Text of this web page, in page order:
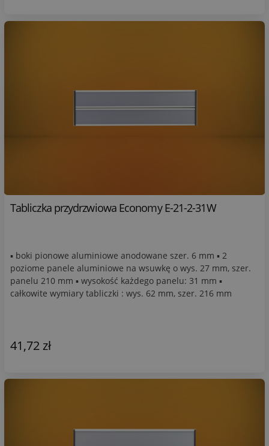
Tabliczka przydrzwiowa Economy E-21-2-31W
▪ boki pionowe aluminiowe anodowane szer. 6 mm ▪ 2
poziome panele aluminiowe na wsuwkę o wys. 27 mm, szer.
panelu 210 mm ▪ wysokość każdego panelu: 31 mm ▪
całkowite wymiary tabliczki : wys. 62 mm, szer. 216 mm
41,72 zł